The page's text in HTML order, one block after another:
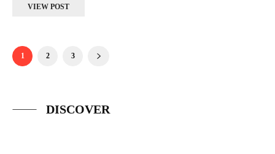
VIEW POST
1 2 3
DISCOVER